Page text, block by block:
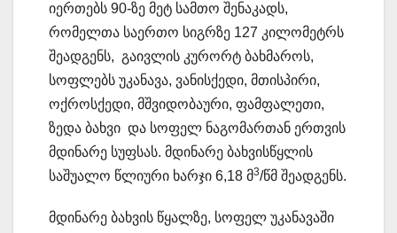
იერთებს 90-ზე მეტ სამთო შენაკადს,
რომელთა საერთო სიგრზე 127 კილომეტრს
შეადგენს, გაივლის კურორტ ბახმაროს,
სოფლებს უკანავა, ვანისქედი, მთისპირი,
ოქროსქედი, მშვიდობაური, ფამფალეთი,
ზედა ბახვი და სოფელ ნაგომართან ერთვის
მდინარე სუფსას. მდინარე ბახვისწყლის
საშუალო წლიური ხარჯი 6,18 მ3/წმ შეადგენს.
მდინარე ბახვის წყალზე, სოფელ უკანავაში